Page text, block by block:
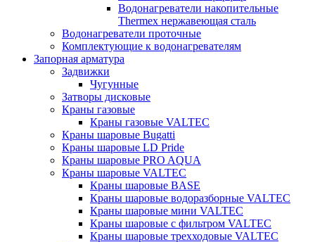
Водонагреватели накопительные
Thermex нержавеющая сталь
Водонагреватели проточные
Комплектующие к водонагревателям
Запорная арматура
Задвижки
Чугунные
Затворы дисковые
Краны газовые
Краны газовые VALTEC
Краны шаровые Bugatti
Краны шаровые LD Pride
Краны шаровые PRO AQUA
Краны шаровые VALTEC
Краны шаровые BASE
Краны шаровые водоразборные VALTEC
Краны шаровые мини VALTEC
Краны шаровые с фильтром VALTEC
Краны шаровые трехходовые VALTEC